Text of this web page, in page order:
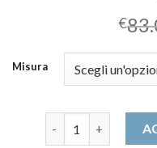
€
Misura
scarpe trekking